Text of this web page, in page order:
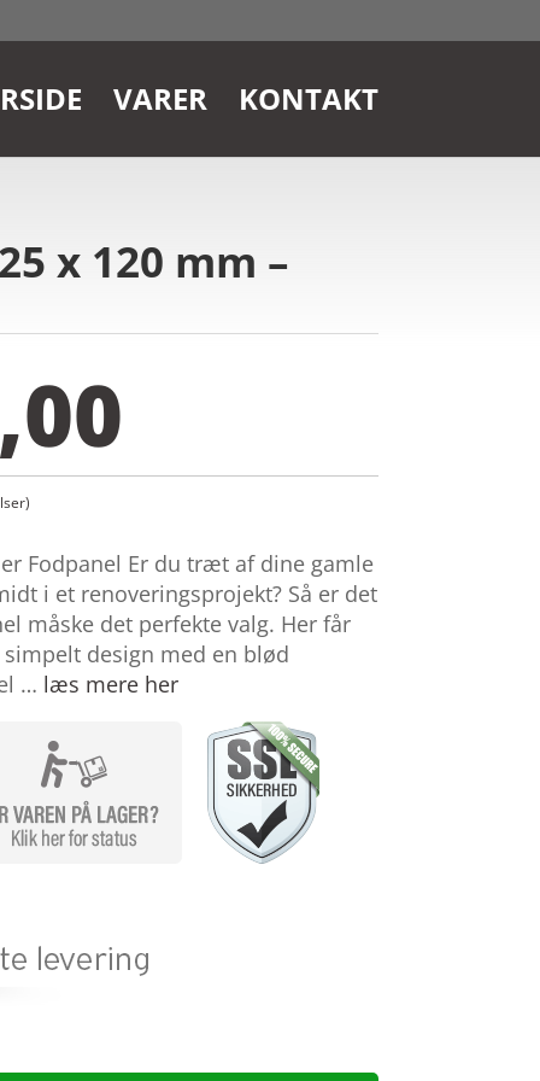
VARER KONTAKT
x 120 mm –
Fodpanel Er du træt af dine gamle
i et renoveringsprojekt? Så er det
måske det perfekte valg. Her får
design med en blød
… læs mere her